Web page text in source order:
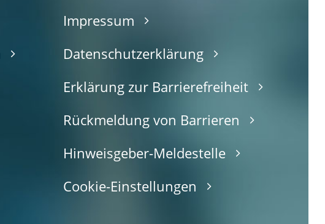
Impressum
Datenschutzerklärung
Erklärung zur Barrierefreiheit
Rückmeldung von Barrieren
Hinweisgeber-Meldestelle
Cookie-Einstellungen